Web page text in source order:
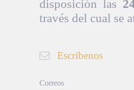
disposición las
través del cual se
Escríbenos
Correos